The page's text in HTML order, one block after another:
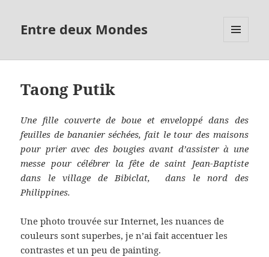
Entre deux Mondes
Taong Putik
Une fille couverte de boue et enveloppé dans des
feuilles de bananier séchées, fait le tour des maisons
pour prier avec des bougies avant d’assister à une
messe pour célébrer la fête de saint Jean-Baptiste
dans le village de Bibiclat, dans le nord des
Philippines.
Une photo trouvée sur Internet, les nuances de
couleurs sont superbes, je n’ai fait accentuer les
contrastes et un peu de painting.